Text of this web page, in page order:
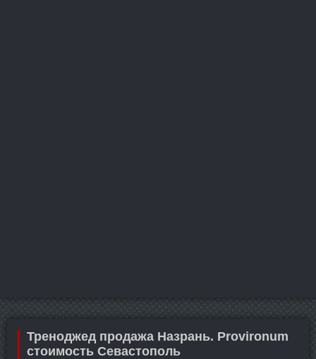
Треноджед продажа Назрань. Provironum
стоимость Севастополь